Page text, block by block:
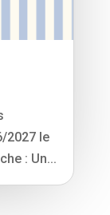
2027 le
: Un...